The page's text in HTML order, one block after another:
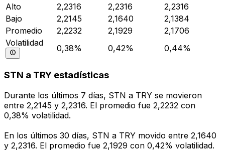
Alto
2,2316 2,2316
2,2316
Bajo
2,2145 2,1640
2,1384
Promedio
2,2232 2,1929
2,1706
Volatilidad
0,38% 0,42% 0,44%
STN a TRY estadísticas
Durante los últimos 7 días, STN a TRY se movieron
entre 2,2145 y 2,2316. El promedio fue 2,2232 con
0,38% volatilidad.
En los últimos 30 días, STN a TRY movido entre 2,1640
y 2,2316. El promedio fue 2,1929 con 0,42% volatilidad.